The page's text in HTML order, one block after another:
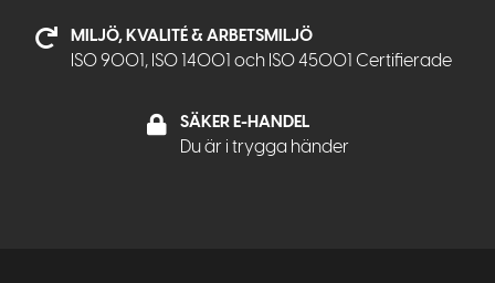
MILJÖ, KVALITÉ & ARBETSMILJÖ
ISO 9001, ISO 14001 och ISO 45001 Certifierade
SÄKER E-HANDEL
Du är i trygga händer